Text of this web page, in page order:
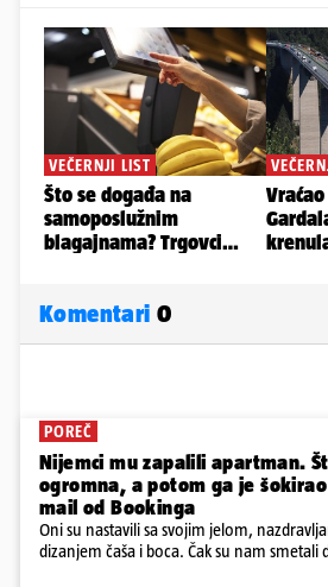
Komentari 0
POREČ
Nijemci mu zapalili apartman.
ogromna, a potom ga je
mail od Bookinga
Oni su nastavili sa svojim jelom,
dizanjem čaša i boca. Čak su nam smetali